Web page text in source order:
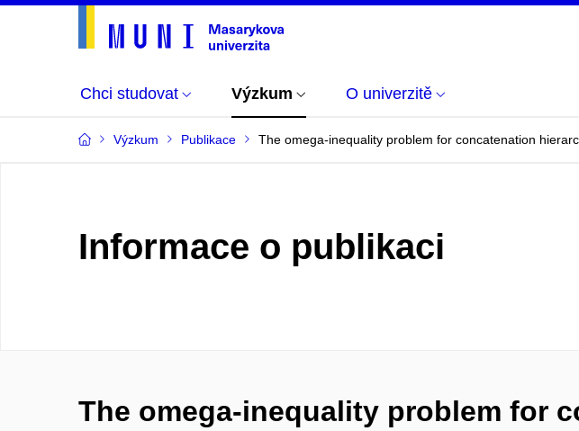
Chci studovat Výzkum O univerzitě
Výzkum Publikace The omega-inequality problem for concatenation
Informace o publikaci
The omega-inequality problem for